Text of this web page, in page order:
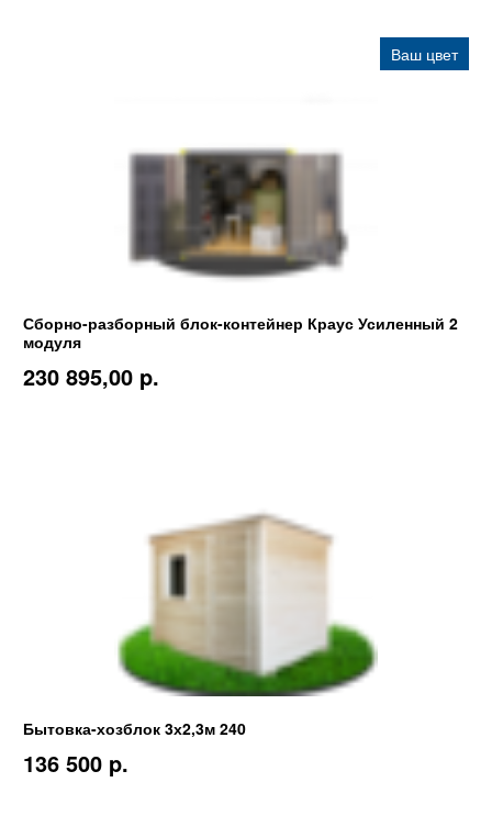
Ваш цвет
Сборно-разборный блок-контейнер Краус Усиленный 2
модуля
230 895,00 p.
Бытовка-хозблок 3х2,3м 240
136 500 p.